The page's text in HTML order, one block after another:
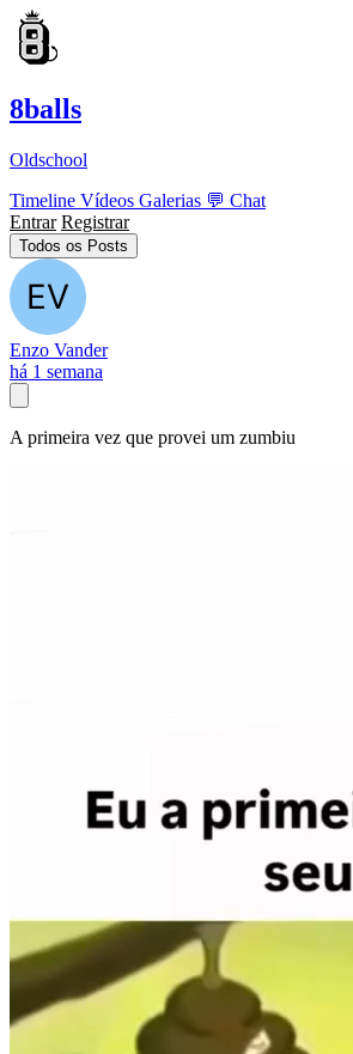
8balls
Oldschool
Timeline Vídeos Galerias 💬 Chat
Entrar Registrar
Todos os Posts
Enzo Vander
há 1 semana
A primeira vez que provei um zumbiu